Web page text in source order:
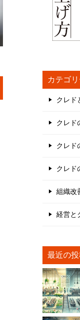
カテゴ
クレド
クレド
クレド
クレド
組織改
経営と
最近の